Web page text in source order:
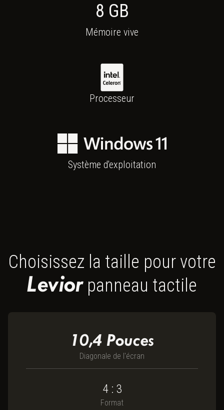
Mémoire vive
8 GB
Processeur
Intel Celeron J6412
Système d'exploitation
Windows 11
Choisissez la taille pour votre
Leviorpanneau tactile
Diagonale de l'écran
10,4 Pouces
Format
4 : 3